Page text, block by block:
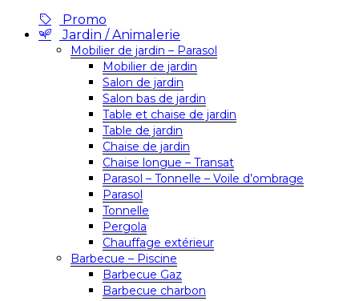
Promo
Jardin / Animalerie
Mobilier de jardin – Parasol
Mobilier de jardin
Salon de jardin
Salon bas de jardin
Table et chaise de jardin
Table de jardin
Chaise de jardin
Chaise longue – Transat
Parasol – Tonnelle – Voile d’ombrage
Parasol
Tonnelle
Pergola
Chauffage extérieur
Barbecue – Piscine
Barbecue Gaz
Barbecue charbon